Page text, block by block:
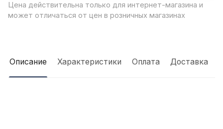
Цена действительна только для интернет-магазина и
может отличаться от цен в розничных магазинах
Описание Характеристики Оплата Доставка